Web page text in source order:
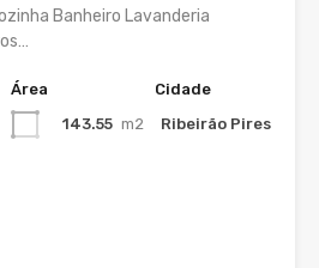
Banheiro Lavanderia
Área
143.55 m2
Cidade
Ribeirão Pires